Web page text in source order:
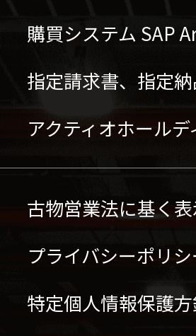
購買システム SAP
指定請求書、指定
アクティオホール
古物営業法に基く
プライバシーポリシ
特定個人情報保護